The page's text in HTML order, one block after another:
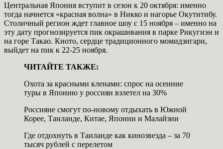
Центральная Япония вступит в сезон к 20 октября: именно
тогда начнется «красная волна» в Никко и нагорье Окутитибу.
Столичный регион ждет главное шоу с 15 ноября – именно на
эту дату прогнозируется пик окрашивания в парке Рикугиэн и
на горе Такао. Киото, сердце традиционного момидзигари,
выйдет на пик к 22-25 ноября.
ЧИТАЙТЕ ТАКЖЕ:
Охота за красными кленами: спрос на осенние
туры в Японию у россиян взлетел на 30%
Россияне смогут по-новому отдыхать в Южной
Корее, Таиланде, Китае, Японии и Малайзии
Где отдохнуть в Таиланде как кинозвезда – за 70
тысяч рублей с перелетом